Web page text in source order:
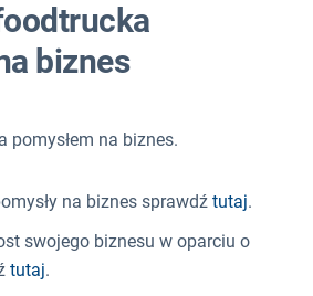
ZALOGUJ
biznes
pomysłem na biznes.
na biznes sprawdź tutaj.
swojego biznesu w oparciu o
tutaj.